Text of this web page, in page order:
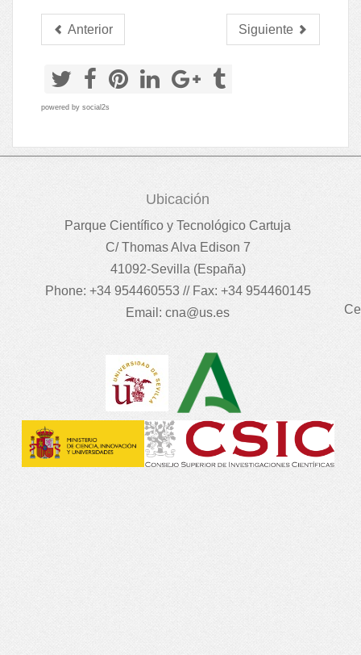
Anterior Siguiente
powered by social2s
Ubicación
Parque Científico y Tecnológico Cartuja
C/ Thomas Alva Edison 7
41092-Sevilla (España)
Phone: +34 954460553 // Fax: +34 954460145
Email: cna@us.es